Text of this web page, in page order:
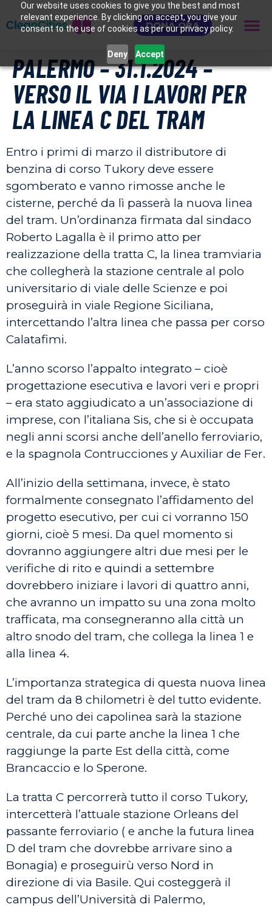
Our website uses cookies to give you the best and most
relevant experience. By clicking on accept, you give your
consent to the use of cookies as per our privacy policy.
Deny Accept
DONA ORA
PALERMO – 31.1.2024 –
VERSO IL VIA I LAVORI PER
LA LINEA C DEL TRAM
Entro i primi di marzo il distributore di
benzina di corso Tukory deve essere
sgomberato e vanno rimosse anche le
cisterne, perché da lì passerà la nuova linea
del tram. Un’ordinanza firmata dal sindaco
Roberto Lagalla è il primo atto per
realizzazione della tratta C, la linea tramviaria
che collegherà la stazione centrale al polo
universitario di viale delle Scienze e poi
proseguirà in viale Regione Siciliana,
intercettando l’altra linea che passa per corso
Calatafimi.
L’anno scorso l’appalto integrato – cioè
progettazione esecutiva e lavori veri e propri
– era stato aggiudicato a un’associazione di
imprese, con l’italiana Sis, che si è occupata
negli anni scorsi anche dell’anello ferroviario,
e la spagnola Contrucciones y Auxiliar de Fer.
All’inizio della settimana, invece, è stato
formalmente consegnato l’affidamento del
progetto esecutivo, per cui ci vorranno 150
giorni, cioè 5 mesi. Da quel momento si
dovranno aggiungere altri due mesi per le
verifiche di rito e quindi a settembre
dovrebbero iniziare i lavori di quattro anni,
che avranno un impatto su una zona molto
trafficata, ma consegneranno alla città un
altro snodo del tram, che collega la linea 1 e
alla linea 4.
L’importanza strategica di questa nuova linea
del tram da 8 chilometri è del tutto evidente.
Perché uno dei capolinea sarà la stazione
centrale, da cui parte anche la linea 1 che
raggiunge la parte Est della città, come
Brancaccio e lo Sperone.
La tratta C percorrerà tutto il corso Tukory,
intercetterà l’attuale stazione Orleans del
passante ferroviario ( e anche la futura linea
D del tram che dovrebbe arrivare sino a
Bonagia) e proseguirù verso Nord in
direzione di via Basile. Qui costeggerà il
campus dell’Università di Palermo,